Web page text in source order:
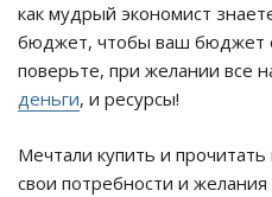
как мудрый экономист
бюджет, чтобы ваш бюджет
поверьте, при желании все
деньги, и ресурсы!
Мечтали купить и
свои потребности и